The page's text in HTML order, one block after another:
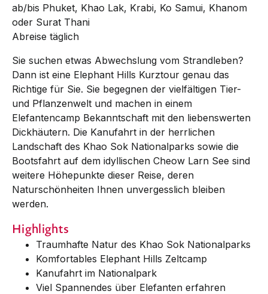
ab/bis Phuket, Khao Lak, Krabi, Ko Samui, Khanom
oder Surat Thani
Abreise täglich
Sie suchen etwas Abwechslung vom Strandleben?
Dann ist eine Elephant Hills Kurztour genau das
Richtige für Sie. Sie begegnen der vielfältigen Tier-
und Pflanzenwelt und machen in einem
Elefantencamp Bekanntschaft mit den liebenswerten
Dickhäutern. Die Kanufahrt in der herrlichen
Landschaft des Khao Sok Nationalparks sowie die
Bootsfahrt auf dem idyllischen Cheow Larn See sind
weitere Höhepunkte dieser Reise, deren
Naturschönheiten Ihnen unvergesslich bleiben
werden.
Highlights
Traumhafte Natur des Khao Sok Nationalparks
Komfortables Elephant Hills Zeltcamp
Kanufahrt im Nationalpark
Viel Spannendes über Elefanten erfahren